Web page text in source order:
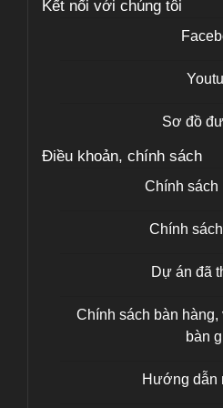
Kết nối với chúng tôi
Sơ đồ
Điều khoản, chính sách
Chính sách
Chính
Dự án đã
Chính sách bàn hàng,
bàn
Hướng dẫn